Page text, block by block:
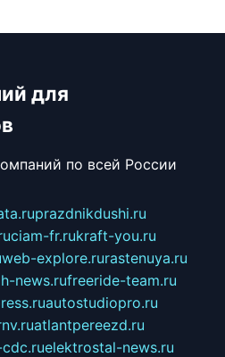
для
по всей России
prazdnikdushi.ru
ciam-fr.rukraft-you.ru
web-explore.rurastenuya.ru
news.rufreeride-team.ru
autostudiopro.ru
atlantpereezd.ru
elektrostal-news.ru